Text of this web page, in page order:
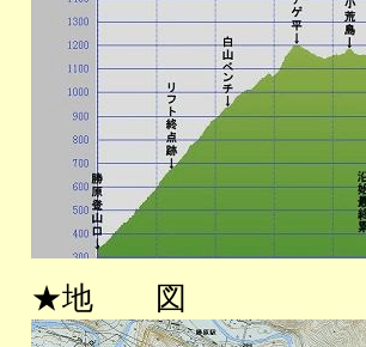
★地 図